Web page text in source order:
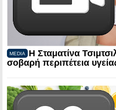
MEDIA
Η Σταματίνα
σοβαρή περιπέτεια